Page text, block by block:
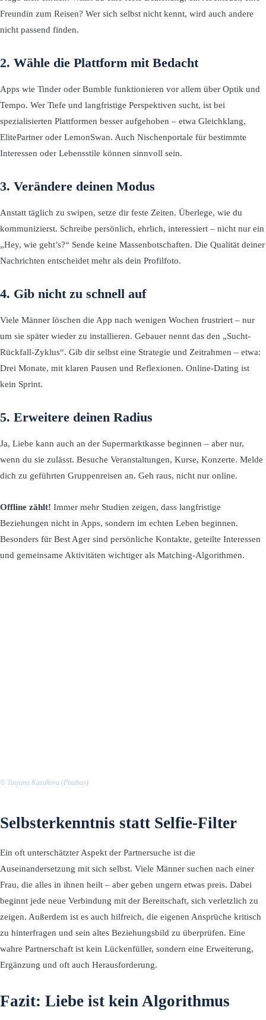
Freundin zum Reisen? Wer sich selbst nicht kennt, wird auch andere
nicht passend finden.
2. Wähle die Plattform mit Bedacht
Apps wie Tinder oder Bumble funktionieren vor allem über Optik und
Tempo. Wer Tiefe und langfristige Perspektiven sucht, ist bei
spezialisierten Plattformen besser aufgehoben – etwa Gleichklang,
ElitePartner oder LemonSwan. Auch Nischenportale für bestimmte
Interessen oder Lebensstile können sinnvoll sein.
3. Verändere deinen Modus
Anstatt täglich zu swipen, setze dir feste Zeiten. Überlege, wie du
kommunizierst. Schreibe persönlich, ehrlich, interessiert – nicht nur ein
„Hey, wie geht’s?“ Sende keine Massenbotschaften. Die Qualität deiner
Nachrichten entscheidet mehr als dein Profilfoto.
4. Gib nicht zu schnell auf
Viele Männer löschen die App nach wenigen Wochen frustriert – nur
um sie später wieder zu installieren. Gebauer nennt das den „Sucht-
Rückfall-Zyklus“. Gib dir selbst eine Strategie und Zeitrahmen – etwa:
Drei Monate, mit klaren Pausen und Reflexionen. Online-Dating ist
kein Sprint.
5. Erweitere deinen Radius
Ja, Liebe kann auch an der Supermarktkasse beginnen – aber nur,
wenn du sie zulässt. Besuche Veranstaltungen, Kurse, Konzerte. Melde
dich zu geführten Gruppenreisen an. Geh raus, nicht nur online.
Offline zählt! Immer mehr Studien zeigen, dass langfristige
Beziehungen nicht in Apps, sondern im echten Leben beginnen.
Besonders für Best Ager sind persönliche Kontakte, geteilte Interessen
und gemeinsame Aktivitäten wichtiger als Matching-Algorithmen.
© Tatyana Kazakova (Pixabay)
Selbsterkenntnis statt Selfie-Filter
Ein oft unterschätzter Aspekt der Partnersuche ist die
Auseinandersetzung mit sich selbst. Viele Männer suchen nach einer
Frau, die alles in ihnen heilt – aber geben ungern etwas preis. Dabei
beginnt jede neue Verbindung mit der Bereitschaft, sich verletzlich zu
zeigen. Außerdem ist es auch hilfreich, die eigenen Ansprüche kritisch
zu hinterfragen und sein altes Beziehungsbild zu überprüfen. Eine
wahre Partnerschaft ist kein Lückenfüller, sondern eine Erweiterung,
Ergänzung und oft auch Herausforderung.
Fazit: Liebe ist kein Algorithmus